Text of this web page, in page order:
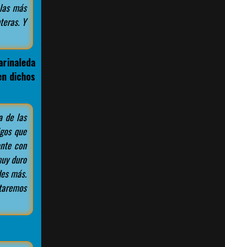
más
Y
dichos
de las
que
con
duro
más.